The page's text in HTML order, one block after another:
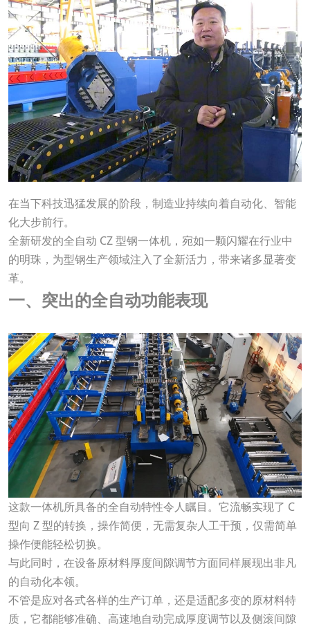
在当下科技迅猛发展的阶段，制造业持续向着自动化、智能
化大步前行。
全新研发的全自动 CZ 型钢一体机，宛如一颗闪耀在行业中
的明珠，为型钢生产领域注入了全新活力，带来诸多显著变
革。
一、突出的全自动功能表现
这款一体机所具备的全自动特性令人瞩目。它流畅实现了 C
型向 Z 型的转换，操作简便，无需复杂人工干预，仅需简单
操作便能轻松切换。
与此同时，在设备原材料厚度间隙调节方面同样展现出非凡
的自动化本领。
不管是应对各式各样的生产订单，还是适配多变的原材料特
质，它都能够准确、高速地自动完成厚度调节以及侧滚间隙